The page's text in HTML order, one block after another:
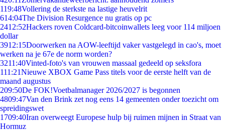
119:48Vollering de sterkste na lastige heuvelrit
614:04The Division Resurgence nu gratis op pc
2412:52Hackers roven Coldcard-bitcoinwallets leeg voor 114 miljoen
dollar
3912:15Doorwerken na AOW-leeftijd vaker vastgelegd in cao's, moet
werken na je 67e de norm worden?
3211:40Vinted-foto's van vrouwen massaal gedeeld op seksfora
111:21Nieuwe XBOX Game Pass titels voor de eerste helft van de
maand augustus
209:50De FOK!Voetbalmanager 2026/2027 is begonnen
4809:47Van den Brink zet nog eens 14 gemeenten onder toezicht om
spreidingswet
1709:40Iran overweegt Europese hulp bij ruimen mijnen in Straat van
Hormuz